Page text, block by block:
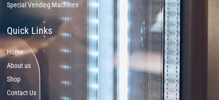
Special Vending Machines
Quick Links
Home
About us
Shop
Contact Us